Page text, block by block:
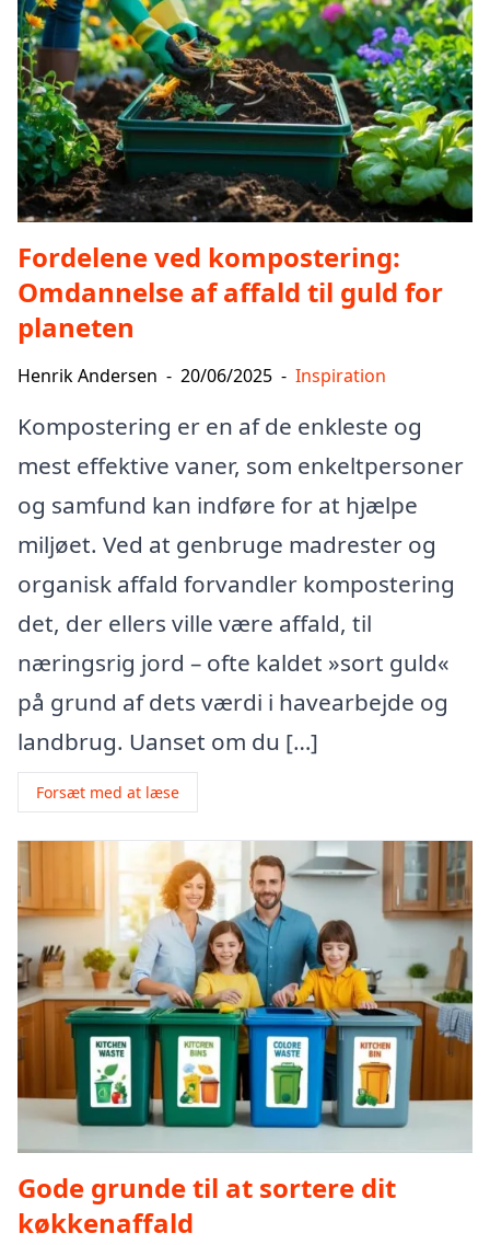
Fordelene ved kompostering:
Omdannelse af affald til guld for
planeten
Henrik Andersen - 20/06/2025 - Inspiration
Kompostering er en af de enkleste og
mest effektive vaner, som enkeltpersoner
og samfund kan indføre for at hjælpe
miljøet. Ved at genbruge madrester og
organisk affald forvandler kompostering
det, der ellers ville være affald, til
næringsrig jord – ofte kaldet »sort guld«
på grund af dets værdi i havearbejde og
landbrug. Uanset om du […]
Forsæt med at læse
Gode grunde til at sortere dit
køkkenaffald